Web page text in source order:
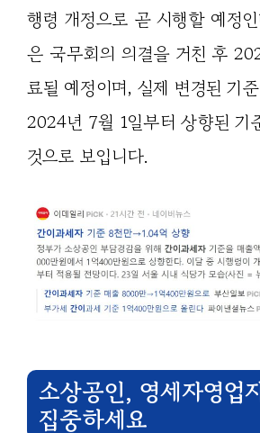
행령 개정으로 곧 시행할 예정
은 국무회의 의결을 거친 후
료될 예정이며, 실제 변경된 기
2024년 7월 1일부터 상향된 기
것으로 보입니다.
소상공인, 영세자영업
집중하세요